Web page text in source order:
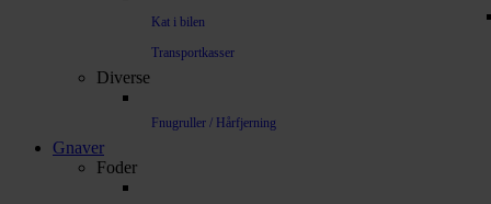
Kat i bilen
Transportkasser
Diverse
Fnugruller / Hårfjerning
Gnaver
Foder